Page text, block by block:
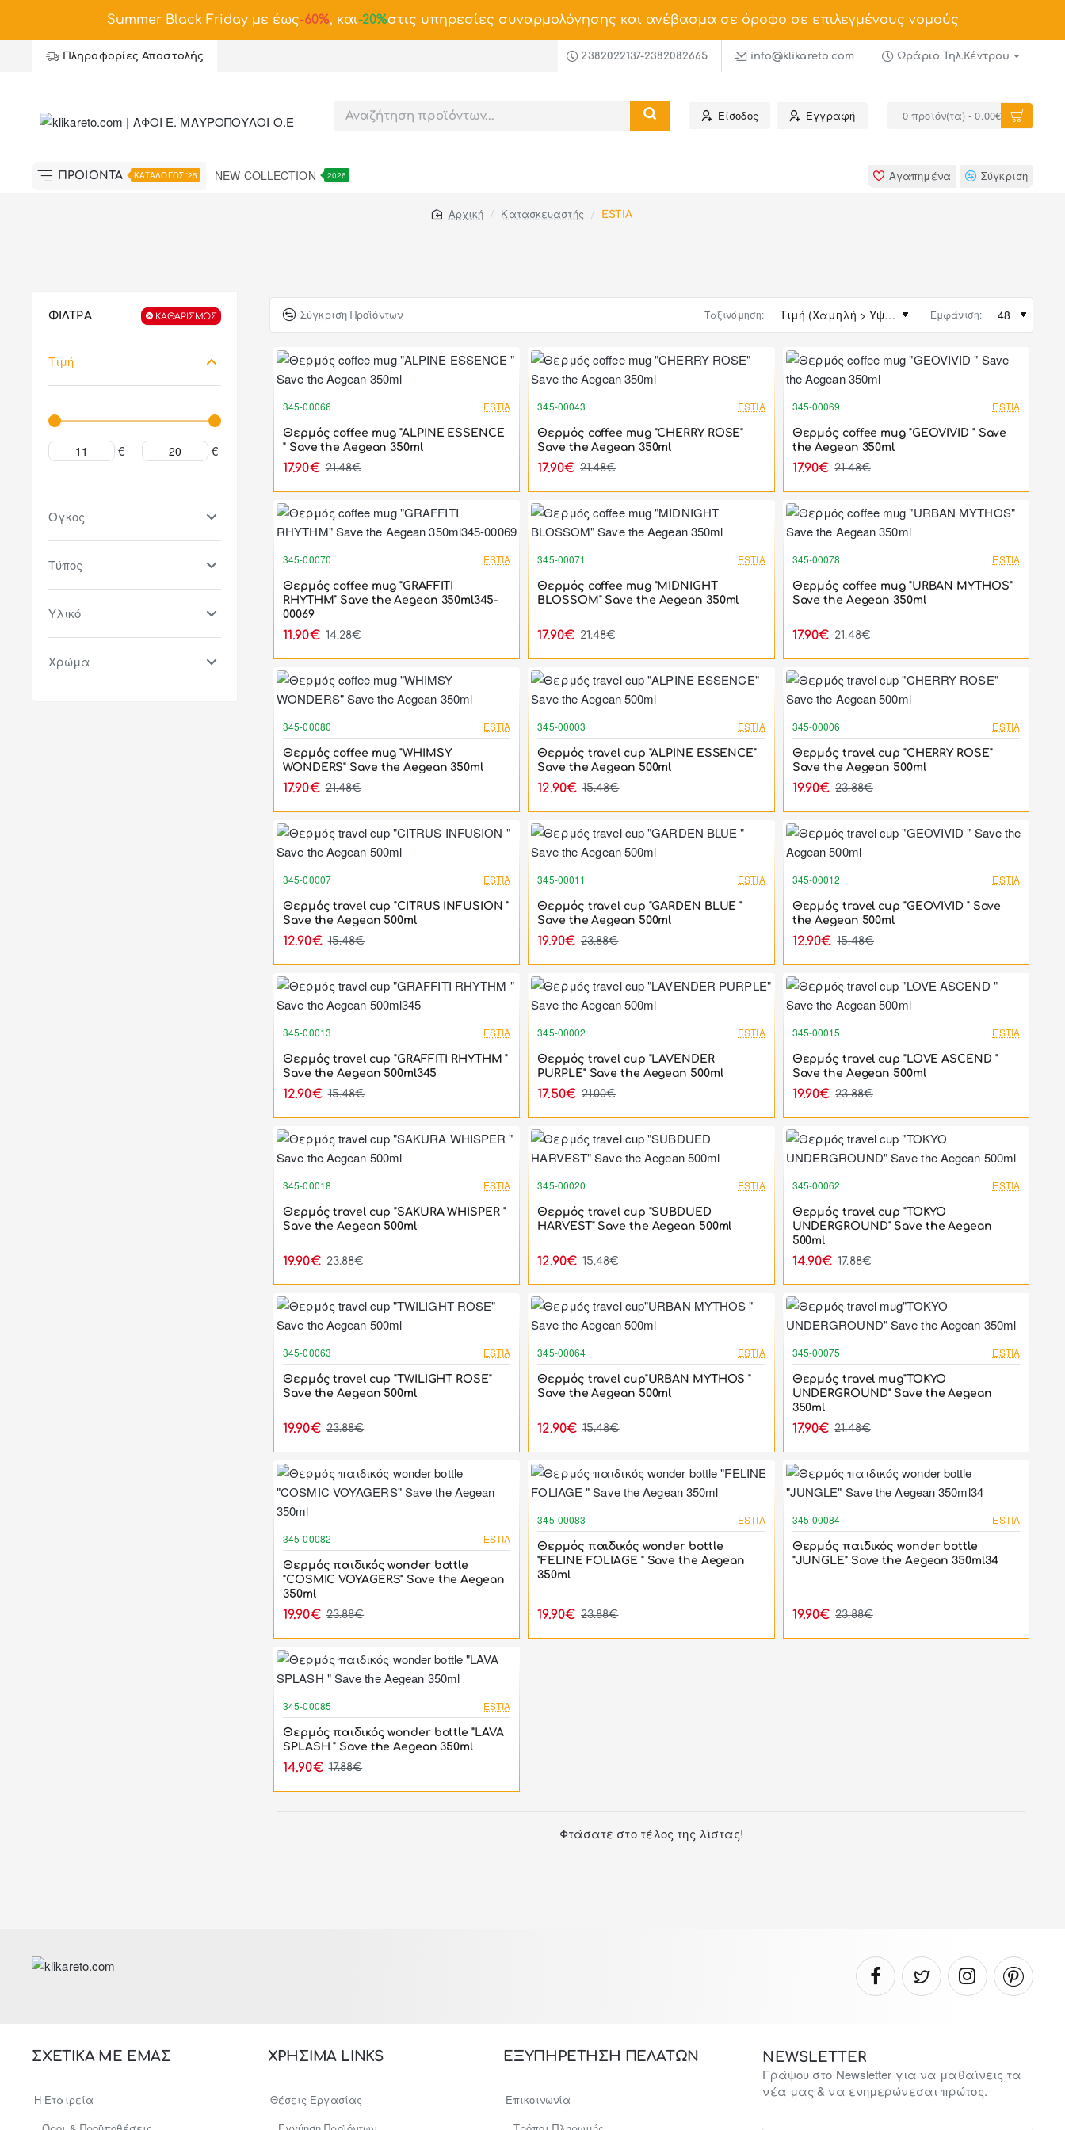
Summer Black Friday με έως-60%, και-20%στις υπηρεσίες συναρμολόγησης και ανέβασμα σε όροφο σε επιλεγμένους νομούς
Πληροφορίες Αποστολής 2382022137-2382082665 info@klikareto.com Ωράριο Τηλ.Κέντρου
Είσοδος Εγγραφή 0 προϊόν(τα) - 0.00€
ΠΡΟΪΟΝΤΑ ΚΑΤΑΛΟΓΟΣ '25 NEW COLLECTION 2026 Αγαπημένα Σύγκριση
home
Κατασκευαστής ESTIA
ΦΙΛΤΡΑ ΚΑΘΑΡΙΣΜΌΣ
Τιμή
€ €
Όγκος
Τύπος
Υλικό
Χρώμα
Σύγκριση Προϊόντων Ταξινόμηση: Εμφάνιση:
345-00066 ESTIA
Θερμός coffee mug "ALPINE ESSENCE
" Save the Aegean 350ml
17.90€ 21.48€
345-00043 ESTIA
Θερμός coffee mug "CHERRY ROSE"
Save the Aegean 350ml
17.90€ 21.48€
345-00069 ESTIA
Θερμός coffee mug "GEOVIVID " Save
the Aegean 350ml
17.90€ 21.48€
345-00070 ESTIA
Θερμός coffee mug "GRAFFITI
RHYTHM" Save the Aegean 350ml345-
00069
11.90€ 14.28€
345-00071 ESTIA
Θερμός coffee mug "MIDNIGHT
BLOSSOM" Save the Aegean 350ml
17.90€ 21.48€
345-00078 ESTIA
Θερμός coffee mug "URBAN MYTHOS"
Save the Aegean 350ml
17.90€ 21.48€
345-00080 ESTIA
Θερμός coffee mug "WHIMSY
WONDERS" Save the Aegean 350ml
17.90€ 21.48€
345-00003 ESTIA
Θερμός travel cup "ALPINE ESSENCE"
Save the Aegean 500ml
12.90€ 15.48€
345-00006 ESTIA
Θερμός travel cup "CHERRY ROSE"
Save the Aegean 500ml
19.90€ 23.88€
345-00007 ESTIA
Θερμός travel cup "CITRUS INFUSION "
Save the Aegean 500ml
12.90€ 15.48€
345-00011 ESTIA
Θερμός travel cup "GARDEN BLUE "
Save the Aegean 500ml
19.90€ 23.88€
345-00012 ESTIA
Θερμός travel cup "GEOVIVID " Save
the Aegean 500ml
12.90€ 15.48€
345-00013 ESTIA
Θερμός travel cup "GRAFFITI RHYTHM "
Save the Aegean 500ml345
12.90€ 15.48€
345-00002 ESTIA
Θερμός travel cup "LAVENDER
PURPLE" Save the Aegean 500ml
17.50€ 21.00€
345-00015 ESTIA
Θερμός travel cup "LOVE ASCEND "
Save the Aegean 500ml
19.90€ 23.88€
345-00018 ESTIA
Θερμός travel cup "SAKURA WHISPER "
Save the Aegean 500ml
19.90€ 23.88€
345-00020 ESTIA
Θερμός travel cup "SUBDUED
HARVEST" Save the Aegean 500ml
12.90€ 15.48€
345-00062 ESTIA
Θερμός travel cup "TOKYO
UNDERGROUND" Save the Aegean
500ml
14.90€ 17.88€
345-00063 ESTIA
Θερμός travel cup "TWILIGHT ROSE"
Save the Aegean 500ml
19.90€ 23.88€
345-00064 ESTIA
Θερμός travel cup"URBAN MYTHOS "
Save the Aegean 500ml
12.90€ 15.48€
345-00075 ESTIA
Θερμός travel mug"TOKYO
UNDERGROUND" Save the Aegean
350ml
17.90€ 21.48€
345-00082 ESTIA
Θερμός παιδικός wonder bottle
"COSMIC VOYAGERS" Save the Aegean
350ml
19.90€ 23.88€
345-00083 ESTIA
Θερμός παιδικός wonder bottle
"FELINE FOLIAGE " Save the Aegean
350ml
19.90€ 23.88€
345-00084 ESTIA
Θερμός παιδικός wonder bottle
"JUNGLE" Save the Aegean 350ml34
19.90€ 23.88€
345-00085 ESTIA
Θερμός παιδικός wonder bottle "LAVA
SPLASH " Save the Aegean 350ml
14.90€ 17.88€
Φτάσατε στο τέλος της λίστας!
ΣΧΕΤΙΚΑ ΜΕ ΕΜΑΣ
Η Εταιρεία
ΧΡΗΣΙΜΑ LINKS
Θέσεις Εργασίας
ΕΞΥΠΗΡΕΤΗΣΗ ΠΕΛΑΤΩΝ
Επικοινωνία
NEWSLETTER
Γράψου στο Newsletter για να μαθαίνεις τα
νέα μας & να ενημερώνεσαι πρώτος.